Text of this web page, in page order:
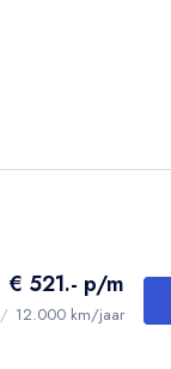
€ 521.- p/m
/ 12.000 km/jaar